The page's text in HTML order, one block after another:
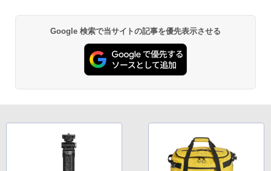
Google 検索で当サイトの記事を優先表示させる